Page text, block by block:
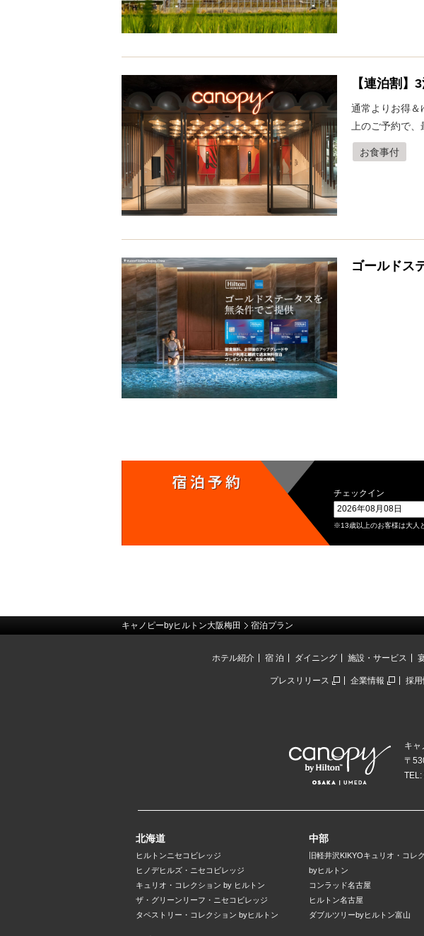
【連泊割】
通常よりお得＆
上のご予約で
お食事付
ゴールドス
チェックイン
※13歳以上のお客様は大人
キャノピーbyヒルトン大阪梅田 宿泊プラン
ホテル紹介 宿 泊 ダイニング 施設・サービス
プレスリリース 企業情報 採用
キャ
〒
北海道
ヒルトンニセコビレッジ
ヒノデヒルズ・ニセコビレッジ
キュリオ・コレクション by ヒルトン
ザ・グリーンリーフ・ニセコビレッジ
タペストリー・コレクション byヒルトン
中部
旧軽井沢KIKYOキュリオ・コレ
byヒルトン
コンラッド名古屋
ヒルトン名古屋
ダブルツリーbyヒルトン富山